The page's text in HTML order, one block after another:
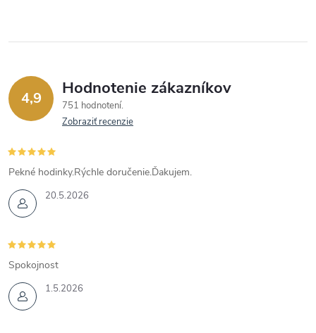
4,9 Hodnotenie zákazníkov
751 hodnotení
Zobraziť recenzie
20.5.2026
Pekné hodinky.Rýchle doručenie.Ďakujem.
1.5.2026
Spokojnost